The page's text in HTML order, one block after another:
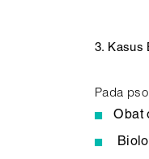
3. Kasus
Pada
Obat